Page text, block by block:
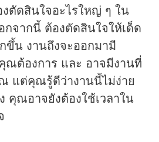
ตัดสินใจอะไรใหญ่ ๆ ใน
กจากนี้ ต้องตัดสินใจให้เด็ด
ขึ้น งานถึงจะออกมามี
ณต้องการ และ อาจมีงานที่
แต่คุณรู้ดีว่างานนี้ไม่ง่าย
คุณอาจยังต้องใช้เวลาใน